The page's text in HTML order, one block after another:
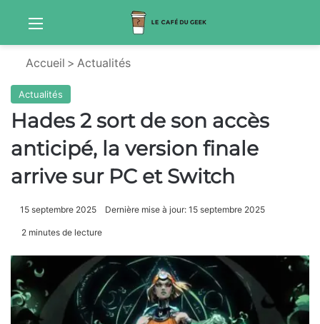
Menu
Accueil > Actualités
Actualités
Hades 2 sort de son accès
anticipé, la version finale
arrive sur PC et Switch
15 septembre 2025 Dernière mise à jour: 15 septembre 2025
2 minutes de lecture